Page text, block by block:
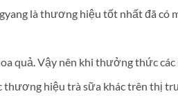
là thương hiệu tốt nhất đã
quả. Vậy nên khi thưởng thức các
hiệu trà sữa khác trên thị